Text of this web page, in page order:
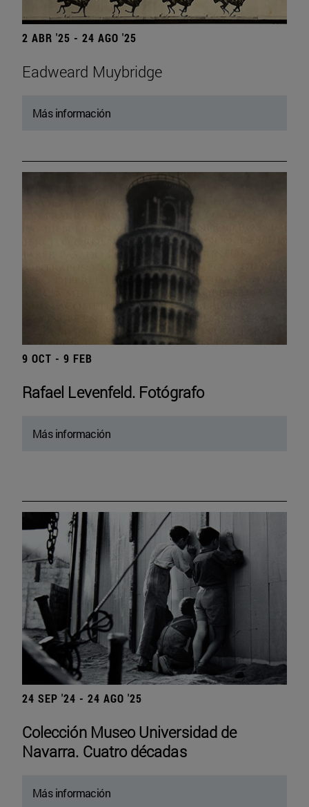
2 ABR '25 - 24 AGO '25
Eadweard Muybridge
Más información
9 OCT - 9 FEB
Rafael Levenfeld. Fotógrafo
Más información
24 SEP '24 - 24 AGO '25
Colección Museo Universidad de
Navarra. Cuatro décadas
Más información